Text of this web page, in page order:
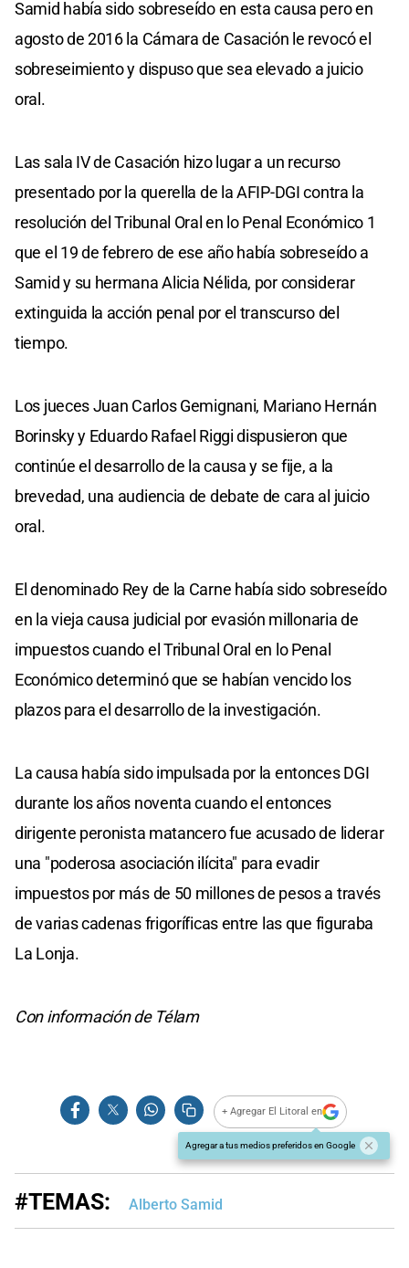
Samid había sido sobreseído en esta causa pero en
agosto de 2016 la Cámara de Casación le revocó el
sobreseimiento y dispuso que sea elevado a juicio
oral.
Las sala IV de Casación hizo lugar a un recurso
presentado por la querella de la AFIP-DGI contra la
resolución del Tribunal Oral en lo Penal Económico 1
que el 19 de febrero de ese año había sobreseído a
Samid y su hermana Alicia Nélida, por considerar
extinguida la acción penal por el transcurso del
tiempo.
Los jueces Juan Carlos Gemignani, Mariano Hernán
Borinsky y Eduardo Rafael Riggi dispusieron que
continúe el desarrollo de la causa y se fije, a la
brevedad, una audiencia de debate de cara al juicio
oral.
El denominado Rey de la Carne había sido sobreseído
en la vieja causa judicial por evasión millonaria de
impuestos cuando el Tribunal Oral en lo Penal
Económico determinó que se habían vencido los
plazos para el desarrollo de la investigación.
La causa había sido impulsada por la entonces DGI
durante los años noventa cuando el entonces
dirigente peronista matancero fue acusado de liderar
una "poderosa asociación ilícita" para evadir
impuestos por más de 50 millones de pesos a través
de varias cadenas frigoríficas entre las que figuraba
La Lonja.
Con información de Télam
+ Agregar El Litoral en
Agregar a tus medios preferidos en Google
#TEMAS: Alberto Samid